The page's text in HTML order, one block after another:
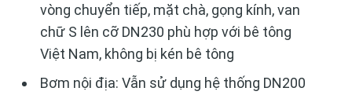
vòng chuyển tiếp, mặt chà, gọng kính, van
chữ S lên cỡ DN230 phù hợp với bê tông
Việt Nam, không bị kén bê tông
Bơm nội địa: Vẫn sử dụng hệ thống DN200